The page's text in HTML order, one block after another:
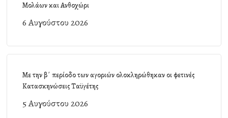
Μολάων και Ανθοχώρι
6 Αυγούστου 2026
Με την β΄ περίοδο των αγοριών ολοκληρώθηκαν οι φετινές
Κατασκηνώσεις Ταϋγέτης
5 Αυγούστου 2026